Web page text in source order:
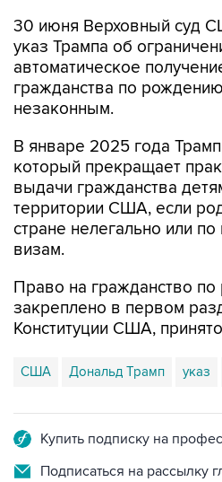
30 июня Верховный суд
указ Трампа об
автоматическое
гражданства по
незаконным.
В январе 2025 года
который прекращает
выдачи гражданства
территории США, если
стране нелегально или
визам.
Право на гражданство
закреплено в первом
Конституции США,
США Дональд Трамп указ
Купить подписку на
Подписаться на рассылку